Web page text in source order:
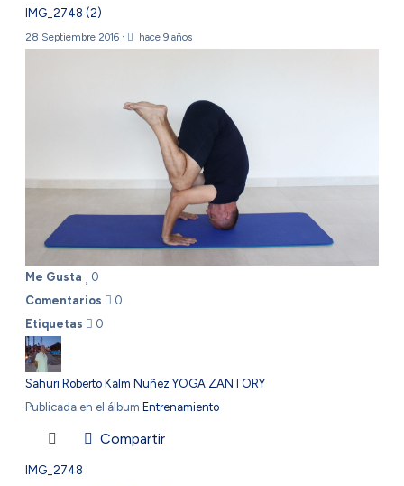
IMG_2748 (2)
28 Septiembre 2016 · hace 9 años
Me Gusta
0
Comentarios
0
Etiquetas
0
Sahuri Roberto Kalm Nuñez YOGA ZANTORY
Publicada en el álbumEntrenamiento
Compartir
IMG_2748